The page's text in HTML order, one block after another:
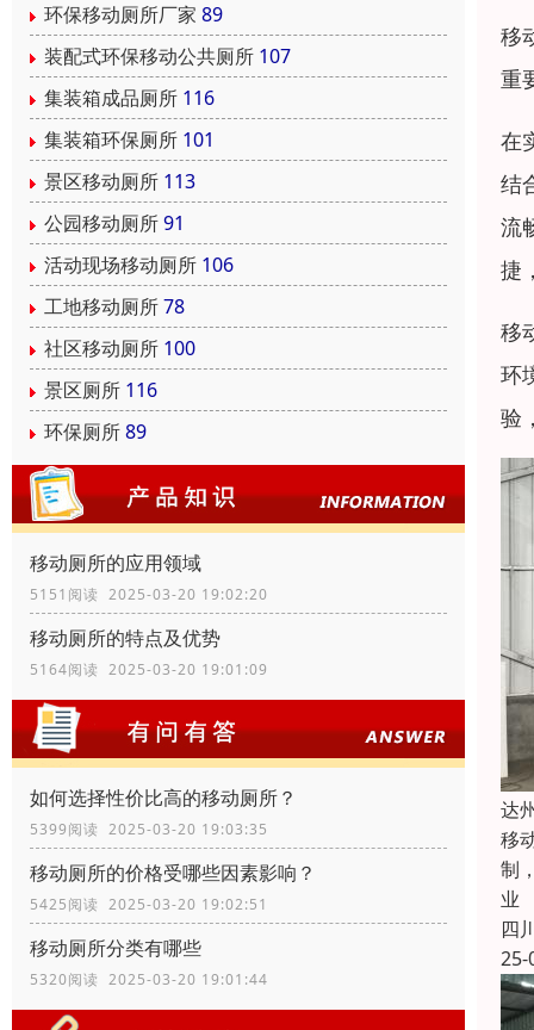
环保移动厕所厂家 89
装配式环保移动公共厕所 107
集装箱成品厕所 116
集装箱环保厕所 101
景区移动厕所 113
公园移动厕所91
活动现场移动厕所 106
工地移动厕所78
社区移动厕所 100
景区厕所 116
环保厕所89
移动厕所的应用领域
5151阅读 2025-03-20 19:02:20
移动厕所的特点及优势
5164阅读 2025-03-20 19:01:09
如何选择性价比高的移动厕所？
5399阅读 2025-03-20 19:03:35
移动厕所的价格受哪些因素影响？
5425阅读 2025-03-20 19:02:51
移动厕所分类有哪些
5320阅读 2025-03-20 19:01:44
移
重
在
结
流
捷
移
环
验
达
移
制
业
四
25-